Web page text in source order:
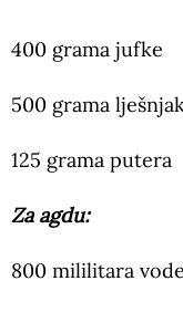
400 grama jufke
500 grama
125 grama putera
Za agdu:
800 mililitara vode